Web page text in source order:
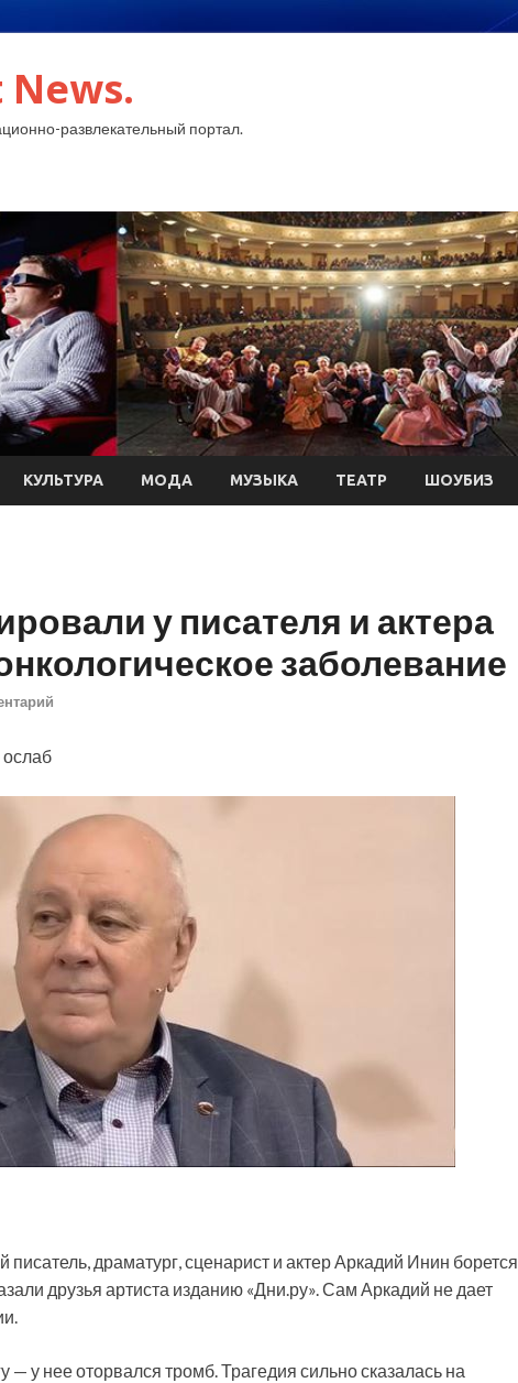
развлекательный портал.
КУЛЬТУРА МОДА МУЗЫКА ТЕАТР ШОУБИЗ
у писателя и актера
заболевание
писатель, драматург, сценарист и актер Аркадий Инин борется
друзья артиста изданию «Дни.ру». Сам Аркадий не дает
— у нее оторвался тромб. Трагедия сильно сказалась на